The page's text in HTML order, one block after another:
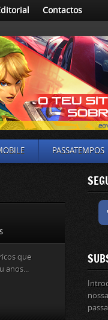
Contactos
PASSATEMPOS
que
anos...